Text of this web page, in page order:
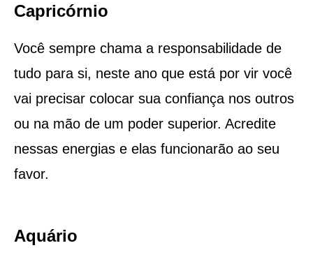
Capricórnio
Você sempre chama a responsabilidade de
tudo para si, neste ano que está por vir você
vai precisar colocar sua confiança nos outros
ou na mão de um poder superior. Acredite
nessas energias e elas funcionarão ao seu
favor.
Aquário